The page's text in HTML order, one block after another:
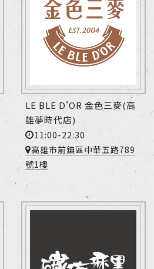
LE BLE D'OR 金色三麥(高
雄夢時代店)
11:00-22:30
高雄市前鎮區中華五路789
號1樓